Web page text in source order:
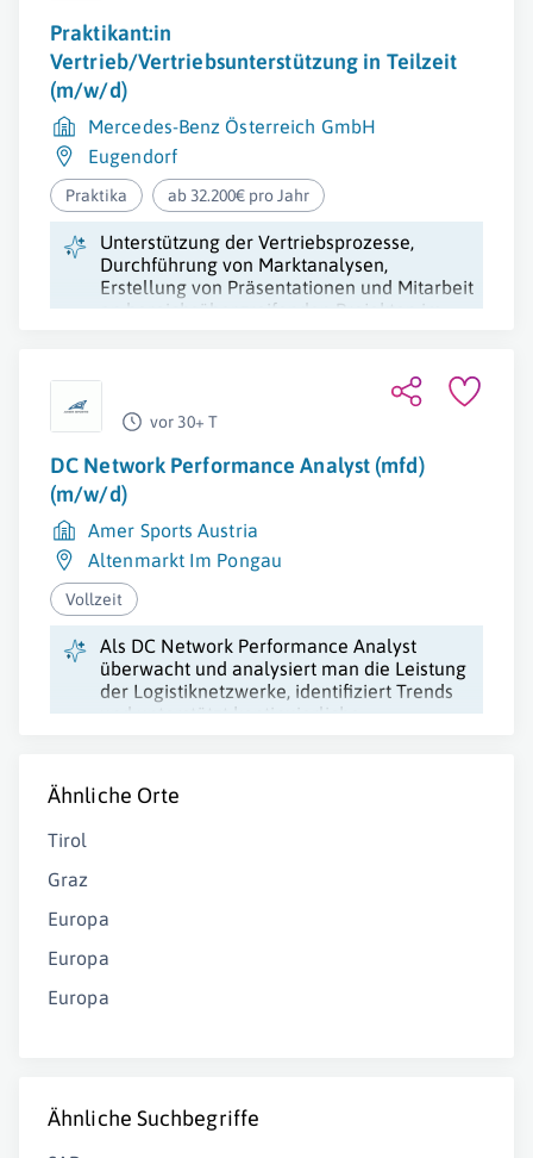
Praktikant:in
Vertrieb/Vertriebsunterstützung in Teilzeit
(m/w/d)
Mercedes-Benz Österreich GmbH
Eugendorf
Praktika ab 32.200€ pro Jahr
Unterstützung der Vertriebsprozesse,
Durchführung von Marktanalysen,
Erstellung von Präsentationen und Mitarbeit
an bereichsübergreifenden Projekten im
vor 30+ T
DC Network Performance Analyst (mfd)
(m/w/d)
Amer Sports Austria
Altenmarkt Im Pongau
Vollzeit
Als DC Network Performance Analyst
überwacht und analysiert man die Leistung
der Logistiknetzwerke, identifiziert Trends
und unterstützt kontinuierliche
Ähnliche Orte
Tirol
Graz
Europa
Europa
Europa
Ähnliche Suchbegriffe